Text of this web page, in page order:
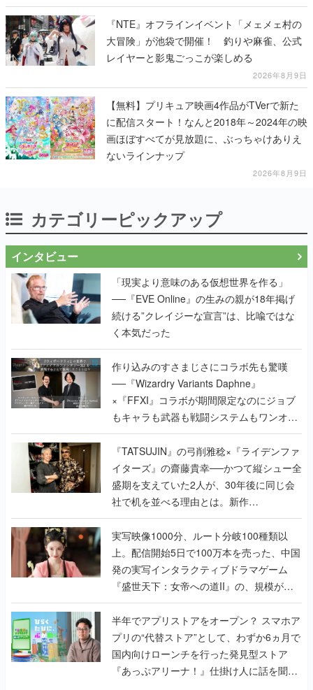
『NTE』オフラインイベント「メェメェ村の
大冒険」が池袋で開催！ 釣りや麻雀、公式
レイヤーと影鬼ごっこが楽しめる
2026年8月9日
【無料】プリキュア映画4作品がTVerで新た
に配信スタート！なんと2018年～2024年の映
画ほぼすべてが見放題に、ぶっちゃけありえ
ないラインナップ
2026年8月9日
カテゴリーピックアップ
インタビュー
「現実より意味のある仮想世界を作る」
──『EVE Online』の生みの親が18年掲げ
続ける”クレイジーな宣言”は、比喩ではな
く本気だった
作り込みのすさまじさにコラボ先も驚嘆
──『Wizardry Variants Daphne』
×『FFXI』コラボが期間限定なのにジョブ
もキャラも武器も戦闘システムもワンオフ
で作り込まれた理由を両ディレクターに聞
く
『TATSUJIN』の弓削雅稔×『ライデンファ
イターズ』の齋藤貴幸──かつて縦シュー全
盛期を支えていた2人が、30年後に同じ会
社で机を並べる理由とは。新作
『TATSUJIN EXTREME』で初タッグを組
んだレジェンド2人に訊く開発秘話
実写映像1000分、ルート分岐100種類以
上。配信開始5日で100万本を売った、中国
発の実写インタラクティブドラマゲーム
『盛世天下：女帝への道II』の、規模が違
うこだわりをプロデューサーに聞いた
半年でアプリストアをオープン？ スマホア
プリの“代替ストア”として、わずか6ヵ月で
国内向けローンチを行った発見型ストア
『あっぷアリーナ！』仕掛け人に話を聞い